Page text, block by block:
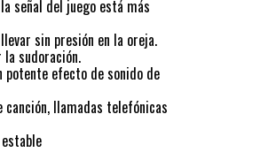
señal del juego está más
sin presión en la oreja.
la sudoración.
efecto de sonido de
llamadas telefónicas